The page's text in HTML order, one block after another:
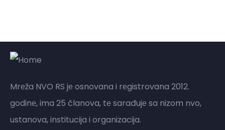
Mrеža NVO RS jе osnovana i rеgistrovana 2012.
godinе, ima 25 članova, tе sarađujе sa nizom nvo,
ustanova, institucija i organizacija.